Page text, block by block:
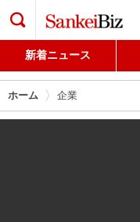
新着ニュース
ホーム 企業